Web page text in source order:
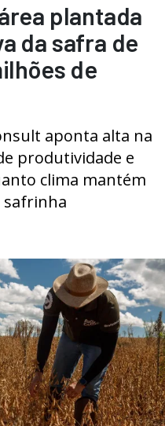
plantada
da safra de
de
aponta alta na
produtividade e
clima mantém
safrinha